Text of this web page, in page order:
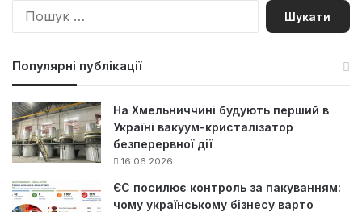
П
Популярні публікації
На Хмельниччині будують перший в
Україні вакуум-кристалізатор
безперервної дії
16.06.2026
ЄС посилює контроль за пакуванням:
чому українському бізнесу варто